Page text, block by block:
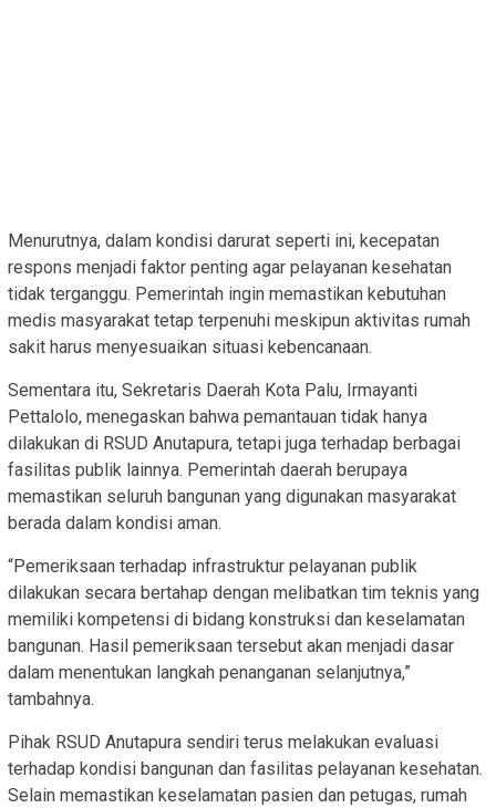
Menurutnya, dalam kondisi darurat seperti ini, kecepatan
respons menjadi faktor penting agar pelayanan kesehatan
tidak terganggu. Pemerintah ingin memastikan kebutuhan
medis masyarakat tetap terpenuhi meskipun aktivitas rumah
sakit harus menyesuaikan situasi kebencanaan.
Sementara itu, Sekretaris Daerah Kota Palu, Irmayanti
Pettalolo, menegaskan bahwa pemantauan tidak hanya
dilakukan di RSUD Anutapura, tetapi juga terhadap berbagai
fasilitas publik lainnya. Pemerintah daerah berupaya
memastikan seluruh bangunan yang digunakan masyarakat
berada dalam kondisi aman.
“Pemeriksaan terhadap infrastruktur pelayanan publik
dilakukan secara bertahap dengan melibatkan tim teknis yang
memiliki kompetensi di bidang konstruksi dan keselamatan
bangunan. Hasil pemeriksaan tersebut akan menjadi dasar
dalam menentukan langkah penanganan selanjutnya,”
tambahnya.
Pihak RSUD Anutapura sendiri terus melakukan evaluasi
terhadap kondisi bangunan dan fasilitas pelayanan kesehatan.
Selain memastikan keselamatan pasien dan petugas, rumah